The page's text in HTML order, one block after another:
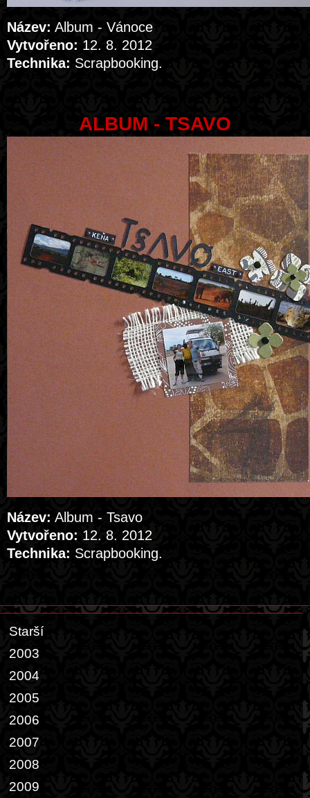
Název: Album - Vánoce
Vytvořeno: 12. 8. 2012
Technika: Scrapbooking.
ALBUM - TSAVO
Název: Album - Tsavo
Vytvořeno: 12. 8. 2012
Technika: Scrapbooking.
Starší
2003
2004
2005
2006
2007
2008
2009